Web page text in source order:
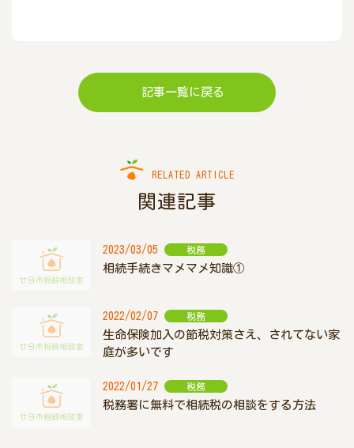
記事一覧に戻る
RELATED ARTICLE
関連記事
2023/03/05 税務
相続手続きマメマメ知識①
2022/02/07 税務
生命保険加入の節税対策さえ、されてない家
庭が多いです
2022/01/27 税務
税務署に無料で相続税の相談をする方法